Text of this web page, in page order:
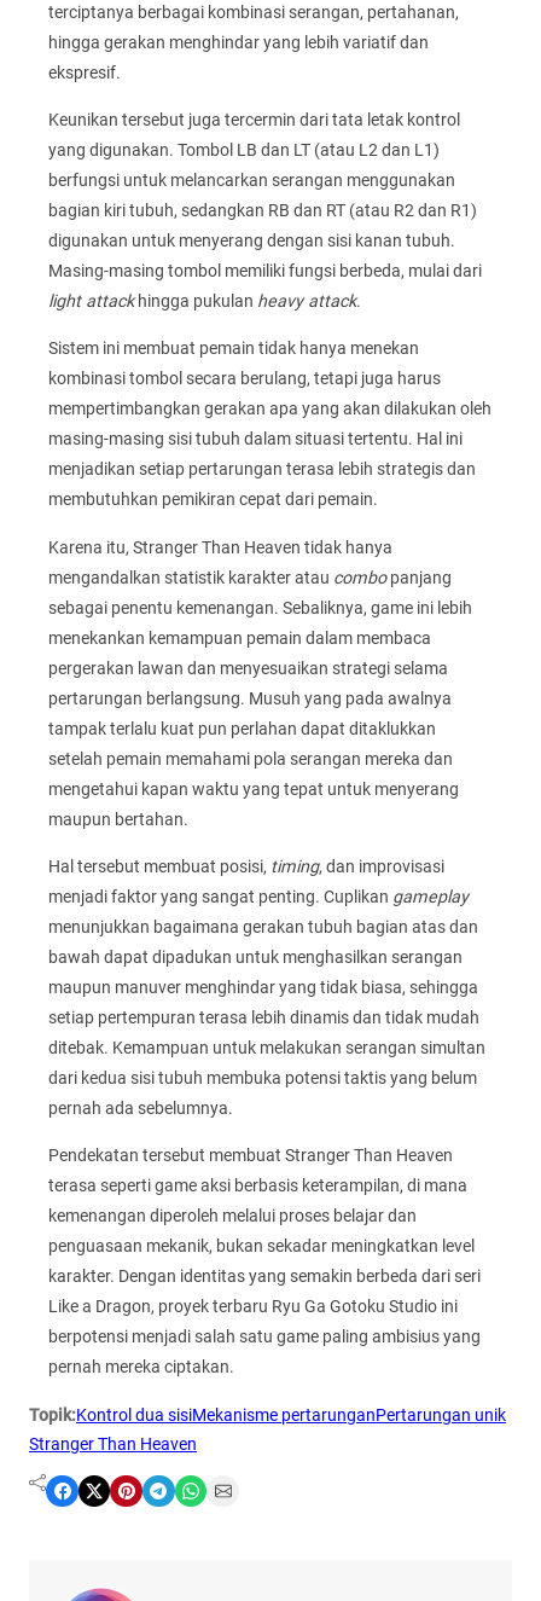
terciptanya berbagai kombinasi serangan, pertahanan,
hingga gerakan menghindar yang lebih variatif dan
ekspresif.
Keunikan tersebut juga tercermin dari tata letak kontrol
yang digunakan. Tombol LB dan LT (atau L2 dan L1)
berfungsi untuk melancarkan serangan menggunakan
bagian kiri tubuh, sedangkan RB dan RT (atau R2 dan R1)
digunakan untuk menyerang dengan sisi kanan tubuh.
Masing-masing tombol memiliki fungsi berbeda, mulai dari
light attackhingga pukulan heavy attack.
Sistem ini membuat pemain tidak hanya menekan
kombinasi tombol secara berulang, tetapi juga harus
mempertimbangkan gerakan apa yang akan dilakukan oleh
masing-masing sisi tubuh dalam situasi tertentu. Hal ini
menjadikan setiap pertarungan terasa lebih strategis dan
membutuhkan pemikiran cepat dari pemain.
Karena itu, Stranger Than Heaven tidak hanya
mengandalkan statistik karakter atau combopanjang
sebagai penentu kemenangan. Sebaliknya, game ini lebih
menekankan kemampuan pemain dalam membaca
pergerakan lawan dan menyesuaikan strategi selama
pertarungan berlangsung. Musuh yang pada awalnya
tampak terlalu kuat pun perlahan dapat ditaklukkan
setelah pemain memahami pola serangan mereka dan
mengetahui kapan waktu yang tepat untuk menyerang
maupun bertahan.
Hal tersebut membuat posisi, timing, dan improvisasi
menjadi faktor yang sangat penting. Cuplikan gameplay
menunjukkan bagaimana gerakan tubuh bagian atas dan
bawah dapat dipadukan untuk menghasilkan serangan
maupun manuver menghindar yang tidak biasa, sehingga
setiap pertempuran terasa lebih dinamis dan tidak mudah
ditebak. Kemampuan untuk melakukan serangan simultan
dari kedua sisi tubuh membuka potensi taktis yang belum
pernah ada sebelumnya.
Pendekatan tersebut membuat Stranger Than Heaven
terasa seperti game aksi berbasis keterampilan, di mana
kemenangan diperoleh melalui proses belajar dan
penguasaan mekanik, bukan sekadar meningkatkan level
karakter. Dengan identitas yang semakin berbeda dari seri
Like a Dragon, proyek terbaru Ryu Ga Gotoku Studio ini
berpotensi menjadi salah satu game paling ambisius yang
pernah mereka ciptakan.
Topik:Kontrol dua sisiMekanisme pertarunganPertarungan unik
Stranger Than Heaven
Share on Facebook Share on X Share on Pinterest Share on Telegram Share on WhatsApp Share on Email